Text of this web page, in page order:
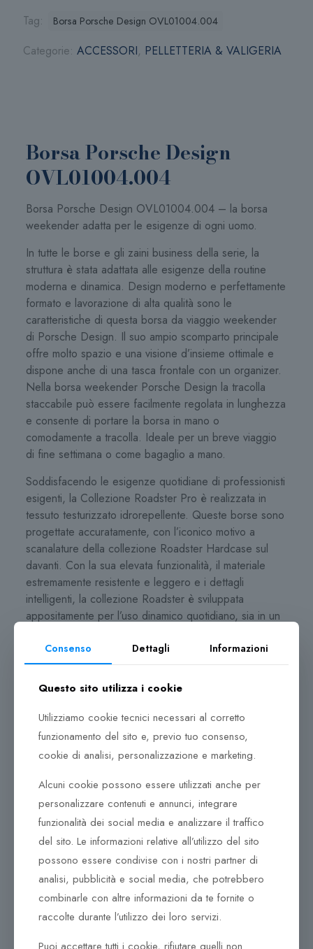
Tag: Borsa Porsche Design OVL01004.004
Categorie: ACCESSORI, PELLETTERIA & VALIGERIA
Borsa Porsche Design
OVL01004.004
Borsa Porsche Design OVL01004.004 – la borsa
weekender adatta per le esigenze di ogni uomo.
In tutte le borse e gli zaini business della serie, la
struttura è stata adattata alle esigenze della routine
moderna e dinamica. Design moderno e perfettamente
formato e lavorazione di alta qualità sono le
caratteristiche di questa borsa da viaggio weekender
di Porsche Design. Il suo ampio scomparto principale
offre molto spazio e una visione d’insieme ottimale e
dispone anche di una tasca frontale con un organizer.
Nella borsa weekender Porsche Design la tracolla
staccabile può essere facilmente regolata in lunghezza
e consente di portare la borsa in mano o
comodamente a tracolla. Ideale per un breve viaggio
di fine settimana o come bagaglio a mano.
Soddisfacendo le esigenze quotidiane di professionisti
esigenti, la Collezione Roadster Pro è realizzata in
tessuto testurizzato idrorepellente. Queste borse sono
progettate accuratamente, con l’iconico motivo a
scanalature della collezione Roadster Hardcase sul
davanti. Con la sua elevata funzionalità, il materiale
estremamente resistente e leggero e i dettagli
intelligenti, la collezione Roadster è sviluppata
appositamente per l’uso dinamico quotidiano, sia in un
scomparti e funzionali tasche offrono ampio spazio e
protezione per dispositivi e documenti. Ulteriori
scomparti con cerniera consentono di accedere agli
dell’icona PD. La Collezione Roadster Pro è
disponibile nei colori nero, blu e antracite per abbinarsi
alla collezione Roadster Hardcase. Tutto l’hardware
Design.
Ogni prodotto è accuratamente progettato per
rispondere perfettamente a tutte le esigenze, sia
sicure che pratiche, per il lavoro, il viaggio e l’uso
quotidiano. Queste borse Porsche Design sono
altamente competitive e di qualità premium.
Consenso Dettagli Informazioni
Questo sito utilizza i cookie
Utilizziamo cookie tecnici necessari al corretto
funzionamento del sito e, previo tuo consenso,
cookie di analisi, personalizzazione e marketing.
Alcuni cookie possono essere utilizzati anche per
personalizzare contenuti e annunci, integrare
funzionalità dei social media e analizzare il traffico
del sito. Le informazioni relative all’utilizzo del sito
possono essere condivise con i nostri partner di
analisi, pubblicità e social media, che potrebbero
combinarle con altre informazioni da te fornite o
raccolte durante l’utilizzo dei loro servizi.